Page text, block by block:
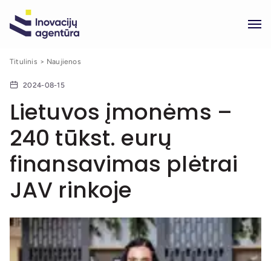
Titulinis Naujienos
2024-08-15
Lietuvos įmonėms –
240 tūkst. eurų
finansavimas plėtrai
JAV rinkoje